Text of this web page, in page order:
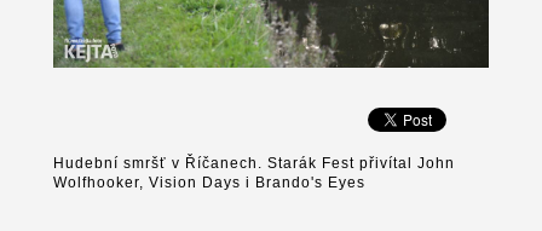
Hudební smršť v Říčanech. Starák Fest přivítal John
Wolfhooker, Vision Days i Brando's Eyes